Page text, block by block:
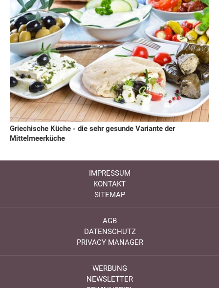
Griechische Küche - die sehr gesunde Variante der
Mittelmeerküche
IMPRESSUM
KONTAKT
SITEMAP
AGB
DATENSCHUTZ
PRIVACY MANAGER
WERBUNG
NEWSLETTER